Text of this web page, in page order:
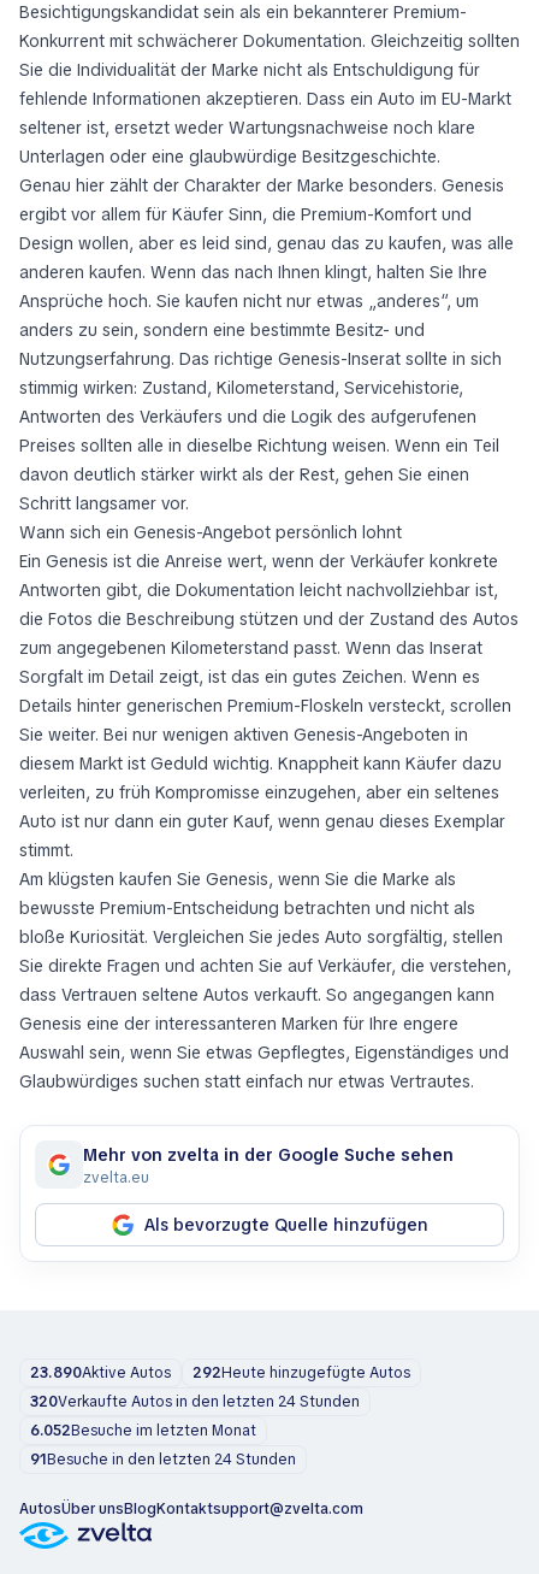
Besichtigungskandidat sein als ein bekannterer Premium-
Konkurrent mit schwächerer Dokumentation. Gleichzeitig sollten
Sie die Individualität der Marke nicht als Entschuldigung für
fehlende Informationen akzeptieren. Dass ein Auto im EU-Markt
seltener ist, ersetzt weder Wartungsnachweise noch klare
Unterlagen oder eine glaubwürdige Besitzgeschichte.
Genau hier zählt der Charakter der Marke besonders. Genesis
ergibt vor allem für Käufer Sinn, die Premium-Komfort und
Design wollen, aber es leid sind, genau das zu kaufen, was alle
anderen kaufen. Wenn das nach Ihnen klingt, halten Sie Ihre
Ansprüche hoch. Sie kaufen nicht nur etwas „anderes“, um
anders zu sein, sondern eine bestimmte Besitz- und
Nutzungserfahrung. Das richtige Genesis-Inserat sollte in sich
stimmig wirken: Zustand, Kilometerstand, Servicehistorie,
Antworten des Verkäufers und die Logik des aufgerufenen
Preises sollten alle in dieselbe Richtung weisen. Wenn ein Teil
davon deutlich stärker wirkt als der Rest, gehen Sie einen
Schritt langsamer vor.
Wann sich ein Genesis-Angebot persönlich lohnt
Ein Genesis ist die Anreise wert, wenn der Verkäufer konkrete
Antworten gibt, die Dokumentation leicht nachvollziehbar ist,
die Fotos die Beschreibung stützen und der Zustand des Autos
zum angegebenen Kilometerstand passt. Wenn das Inserat
Sorgfalt im Detail zeigt, ist das ein gutes Zeichen. Wenn es
Details hinter generischen Premium-Floskeln versteckt, scrollen
Sie weiter. Bei nur wenigen aktiven Genesis-Angeboten in
diesem Markt ist Geduld wichtig. Knappheit kann Käufer dazu
verleiten, zu früh Kompromisse einzugehen, aber ein seltenes
Auto ist nur dann ein guter Kauf, wenn genau dieses Exemplar
stimmt.
Am klügsten kaufen Sie Genesis, wenn Sie die Marke als
bewusste Premium-Entscheidung betrachten und nicht als
bloße Kuriosität. Vergleichen Sie jedes Auto sorgfältig, stellen
Sie direkte Fragen und achten Sie auf Verkäufer, die verstehen,
dass Vertrauen seltene Autos verkauft. So angegangen kann
Genesis eine der interessanteren Marken für Ihre engere
Auswahl sein, wenn Sie etwas Gepflegtes, Eigenständiges und
Glaubwürdiges suchen statt einfach nur etwas Vertrautes.
Mehr von zvelta in der Google Suche sehen
zvelta.eu
Als bevorzugte Quelle hinzufügen
23.890Aktive Autos 292Heute hinzugefügte Autos
320Verkaufte Autos in den letzten 24 Stunden
6.052Besuche im letzten Monat
91Besuche in den letzten 24 Stunden
AutosÜber unsBlogKontaktsupport@zvelta.com